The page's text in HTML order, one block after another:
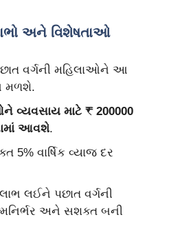
અને વિશેષતાઓ
વર્ગની મહિલાઓને આ
મળશે.
વ્યવસાય માટે ₹ 200000
આવશે.
5% વાર્ષિક વ્યાજ દર
લઈને પછાત વર્ગની
અને સશક્ત બની